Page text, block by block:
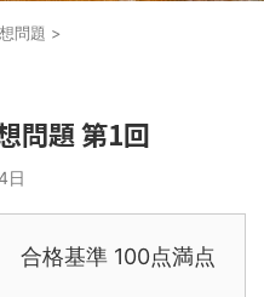
問題 >
問題 第1回
日
格基準 100点満点